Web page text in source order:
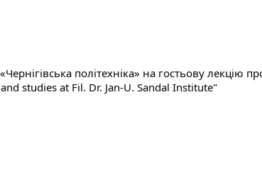
політехніка» на гостьову лекцiю
studies at Fil. Dr. Jan-U. Sandal Institute"